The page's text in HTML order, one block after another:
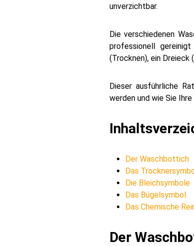
unverzichtbar.
Die verschiedenen
professionell
(Trocknen), ein Dreieck
Dieser ausführliche
werden und wie Sie
Der Waschbottich
Das
Die Bleichsymbole
Das Bügelsymbol
Das Chemische
Der